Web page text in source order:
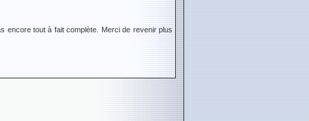
encore tout à fait complète. Merci de revenir plus